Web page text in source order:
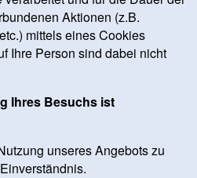
Aktionen (z.B.
mittels eines Cookies
Ihre Person sind dabei nicht
Ihres Besuchs ist
unseres Angebots zu